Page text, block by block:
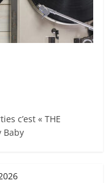
c’est « THE
Baby